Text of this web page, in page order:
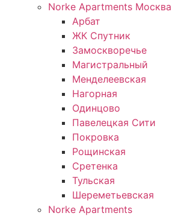
Norke Apartments Москва
Арбат
ЖК Спутник
Замоскворечье
Магистральный
Менделеевская
Нагорная
Одинцово
Павелецкая Сити
Покровка
Рощинская
Сретенка
Тульская
Шереметьевская
Norke Apartments